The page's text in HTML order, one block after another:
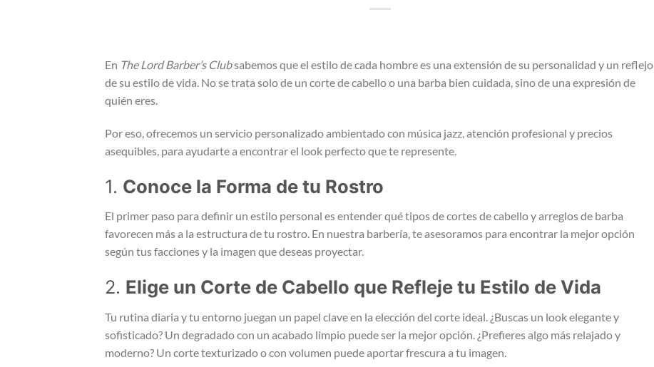
En The Lord Barber’s Clubsabemos que el estilo de cada hombre es una extensión de su personalidad y un reflejo
de su estilo de vida. No se trata solo de un corte de cabello o una barba bien cuidada, sino de una expresión de
quién eres.
Por eso, ofrecemos un servicio personalizado ambientado con música jazz, atención profesional y precios
asequibles, para ayudarte a encontrar el look perfecto que te represente.
1. Conoce la Forma de tu Rostro
El primer paso para definir un estilo personal es entender qué tipos de cortes de cabello y arreglos de barba
favorecen más a la estructura de tu rostro. En nuestra barbería, te asesoramos para encontrar la mejor opción
según tus facciones y la imagen que deseas proyectar.
2. Elige un Corte de Cabello que Refleje tu Estilo de Vida
Tu rutina diaria y tu entorno juegan un papel clave en la elección del corte ideal. ¿Buscas un look elegante y
sofisticado? Un degradado con un acabado limpio puede ser la mejor opción. ¿Prefieres algo más relajado y
moderno? Un corte texturizado o con volumen puede aportar frescura a tu imagen.